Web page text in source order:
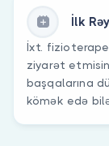
İlk
İxt.
ziyarət
başqalarına
kömək edə